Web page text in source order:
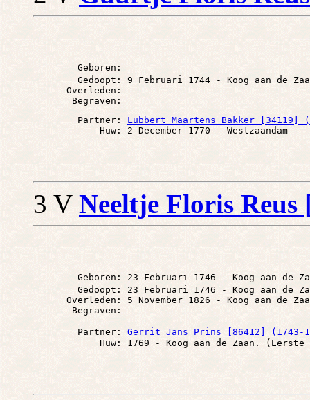
        Geboren:
Gedoopt: 9 Februari 1744 - Koog aan de
      Overleden:
        Partner:
Lubbert Maartens Bakker [34119]
3 V Neeltje Floris Reus
Geboren: 23 Februari 1746 - Koog aan de
Gedoopt: 23 Februari 1746 - Koog aan de
Overleden: 5 November 1826 - Koog aan de
        Partner:
Gerrit Jans Prins [86412] (1743-